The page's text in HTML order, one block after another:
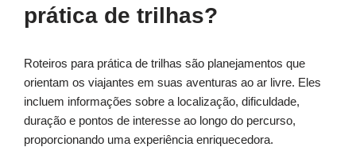
prática de trilhas?
Roteiros para prática de trilhas são planejamentos que
orientam os viajantes em suas aventuras ao ar livre. Eles
incluem informações sobre a localização, dificuldade,
duração e pontos de interesse ao longo do percurso,
proporcionando uma experiência enriquecedora.